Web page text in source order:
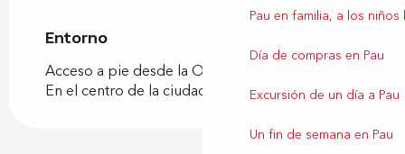
Pau en familia, a los niños
Día de compras en Pau
Excursión de un día a Pau
Un fin de semana en Pau
Entorno
Entorno
Acceso a pie desde la Oficina de Turismo
En el centro de la ciudad